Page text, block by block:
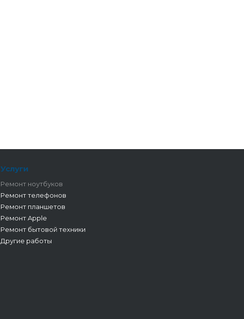
Услуги
Ремонт ноутбуков
Ремонт телефонов
Ремонт планшетов
Ремонт Apple
Ремонт бытовой техники
Другие работы